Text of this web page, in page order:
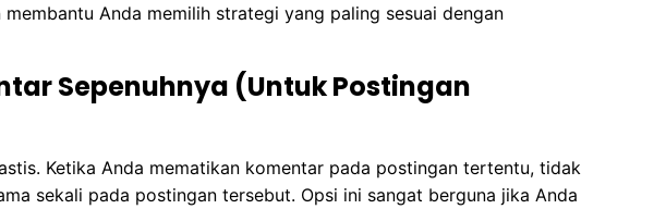
Anda memilih strategi yang paling sesuai dengan
Sepenuhnya (Untuk Postingan
Ketika Anda mematikan komentar pada postingan tertentu, tidak
sekali pada postingan tersebut. Opsi ini sangat berguna jika Anda